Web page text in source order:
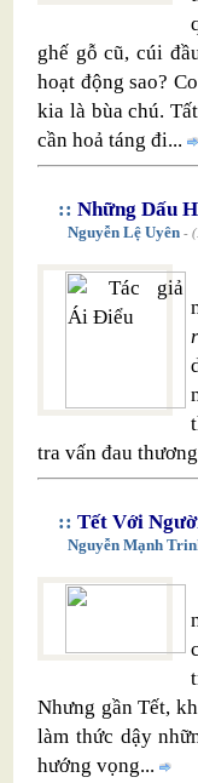
ghế gỗ cũ, cúi
hoạt động sao?
kia là bùa chú.
cần hoả táng đi...
::Những Dấu
Nguyễn Lệ Uyên-
tra vấn đau
::Tết Với
Nguyễn Mạnh
Nhưng gần Tết,
làm thức dậy
hướng vọng...